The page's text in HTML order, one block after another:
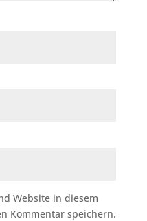
Website in diesem
Kommentar speichern.